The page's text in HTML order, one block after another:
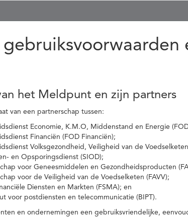
het Meldpunt en zijn partners
van een partnerschap tussen:
Economie, K.M.O, Middenstand en Energie
Financiën (FOD Financiën);
Volksgezondheid, Veiligheid van de
en Opsporingsdienst (SIOD);
voor Geneesmiddelen en Gezondheidsproducten
voor de Veiligheid van de Voedselketen (FAVV);
Diensten en Markten (FSMA); en
voor postdiensten en telecommunicatie (BIPT).
en ondernemingen een gebruiksvriendelijke,